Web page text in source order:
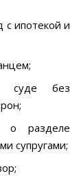
с ипотекой и
суде без
о разделе
супругами;